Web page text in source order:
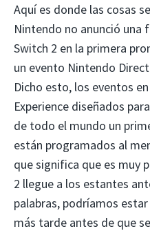
Aquí es donde las cosas
Nintendo no anunció una
Switch 2 en la primera
un evento Nintendo
Dicho esto, los eventos
Experience diseñados
de todo el mundo un
están programados al
que significa que es muy
2 llegue a los estantes
palabras, podríamos
más tarde antes de que